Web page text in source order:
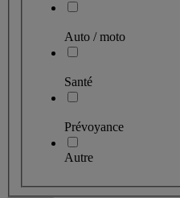
Auto / moto
Santé
Prévoyance
Autre